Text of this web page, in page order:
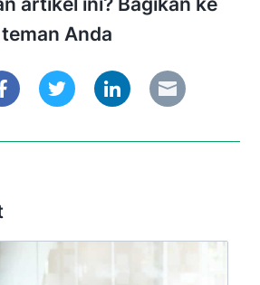
teman Anda